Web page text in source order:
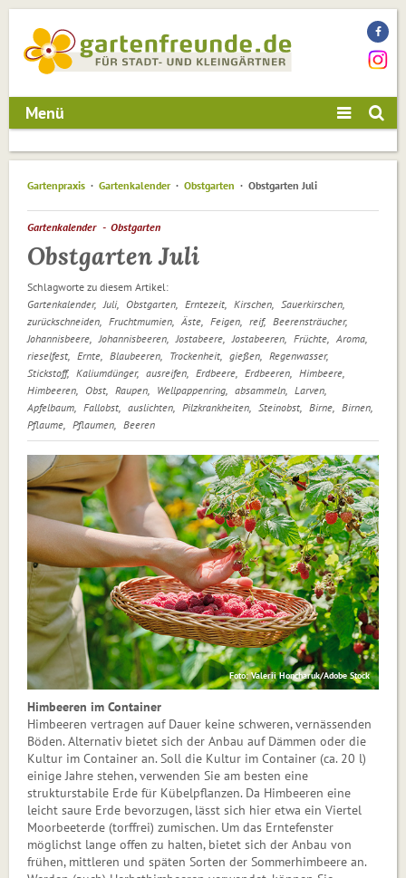
Menü
Gartenpraxis Gartenkalender Obstgarten Obstgarten Juli
Gartenkalender Obstgarten
Obstgarten Juli
Schlagworte zu diesem Artikel:
Gartenkalender
Juli Obstgarten Erntezeit Kirschen
Sauerkirschen
zurückschneiden
Fruchtmumien Äste Feigen reif
Beerensträucher
Johannisbeere
Johannisbeeren Jostabeere Jostabeeren Früchte
Aroma
rieselfest
Ernte Blaubeeren Trockenheit gießen
Regenwasser
Stickstoff
Kaliumdünger ausreifen Erdbeere Erdbeeren
Himbeere
Himbeeren
Obst Raupen Wellpappenring absammeln
Larven
Apfelbaum
Fallobst auslichten Pilzkrankheiten Steinobst Birne
Birnen
Pflaume
Pflaumen Beeren
Foto: Valerii Honcharuk/Adobe Stock
Himbeeren im Container
Himbeeren vertragen auf Dauer keine schweren, vernässenden
Böden. Alternativ bietet sich der Anbau auf Dämmen oder die
Kultur im Container an. Soll die Kultur im Container (ca. 20 l)
ei­nige Jahre stehen, verwenden Sie am besten eine
strukturstabile Erde für Kü­bel­pflanzen. Da Himbeeren eine
leicht saure Erde bevorzugen, lässt sich hier etwa ein Viertel
Moorbeeterde (torffrei) zumischen. Um das Erntefenster
möglichst lange offen zu halten, bietet sich der Anbau von
frühen, mittleren und späten Sorten der Sommerhimbeere an.